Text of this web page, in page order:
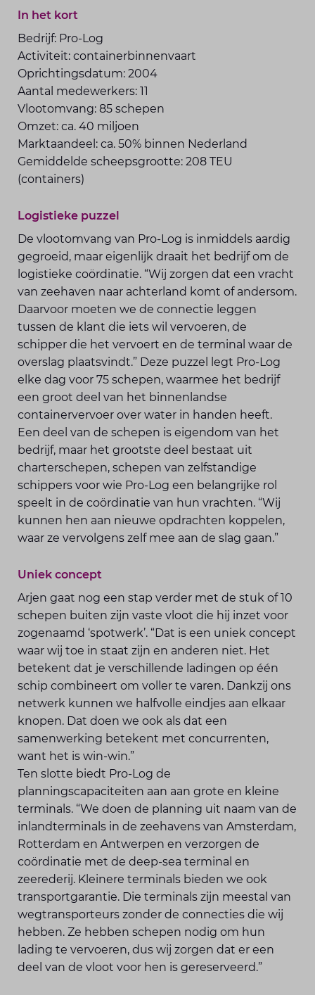
In het kort
Bedrijf: Pro-Log
Activiteit: containerbinnenvaart
Oprichtingsdatum: 2004
Aantal medewerkers: 11
Vlootomvang: 85 schepen
Omzet: ca. 40 miljoen
Marktaandeel: ca. 50% binnen Nederland
Gemiddelde scheepsgrootte: 208 TEU
(containers)
Logistieke puzzel
De vlootomvang van Pro-Log is inmiddels aardig
gegroeid, maar eigenlijk draait het bedrijf om de
logistieke coördinatie. “Wij zorgen dat een vracht
van zeehaven naar achterland komt of andersom.
Daarvoor moeten we de connectie leggen
tussen de klant die iets wil vervoeren, de
schipper die het vervoert en de terminal waar de
overslag plaatsvindt.” Deze puzzel legt Pro-Log
elke dag voor 75 schepen, waarmee het bedrijf
een groot deel van het binnenlandse
containervervoer over water in handen heeft.
Een deel van de schepen is eigendom van het
bedrijf, maar het grootste deel bestaat uit
charterschepen, schepen van zelfstandige
schippers voor wie Pro-Log een belangrijke rol
speelt in de coördinatie van hun vrachten. “Wij
kunnen hen aan nieuwe opdrachten koppelen,
waar ze vervolgens zelf mee aan de slag gaan.”
Uniek concept
Arjen gaat nog een stap verder met de stuk of 10
schepen buiten zijn vaste vloot die hij inzet voor
zogenaamd ‘spotwerk’. “Dat is een uniek concept
waar wij toe in staat zijn en anderen niet. Het
betekent dat je verschillende ladingen op één
schip combineert om voller te varen. Dankzij ons
netwerk kunnen we halfvolle eindjes aan elkaar
knopen. Dat doen we ook als dat een
samenwerking betekent met concurrenten,
want het is win-win.”
Ten slotte biedt Pro-Log de
planningscapaciteiten aan aan grote en kleine
terminals. “We doen de planning uit naam van de
inlandterminals in de zeehavens van Amsterdam,
Rotterdam en Antwerpen en verzorgen de
coördinatie met de deep-sea terminal en
zeerederij. Kleinere terminals bieden we ook
transportgarantie. Die terminals zijn meestal van
wegtransporteurs zonder de connecties die wij
hebben. Ze hebben schepen nodig om hun
lading te vervoeren, dus wij zorgen dat er een
deel van de vloot voor hen is gereserveerd.”